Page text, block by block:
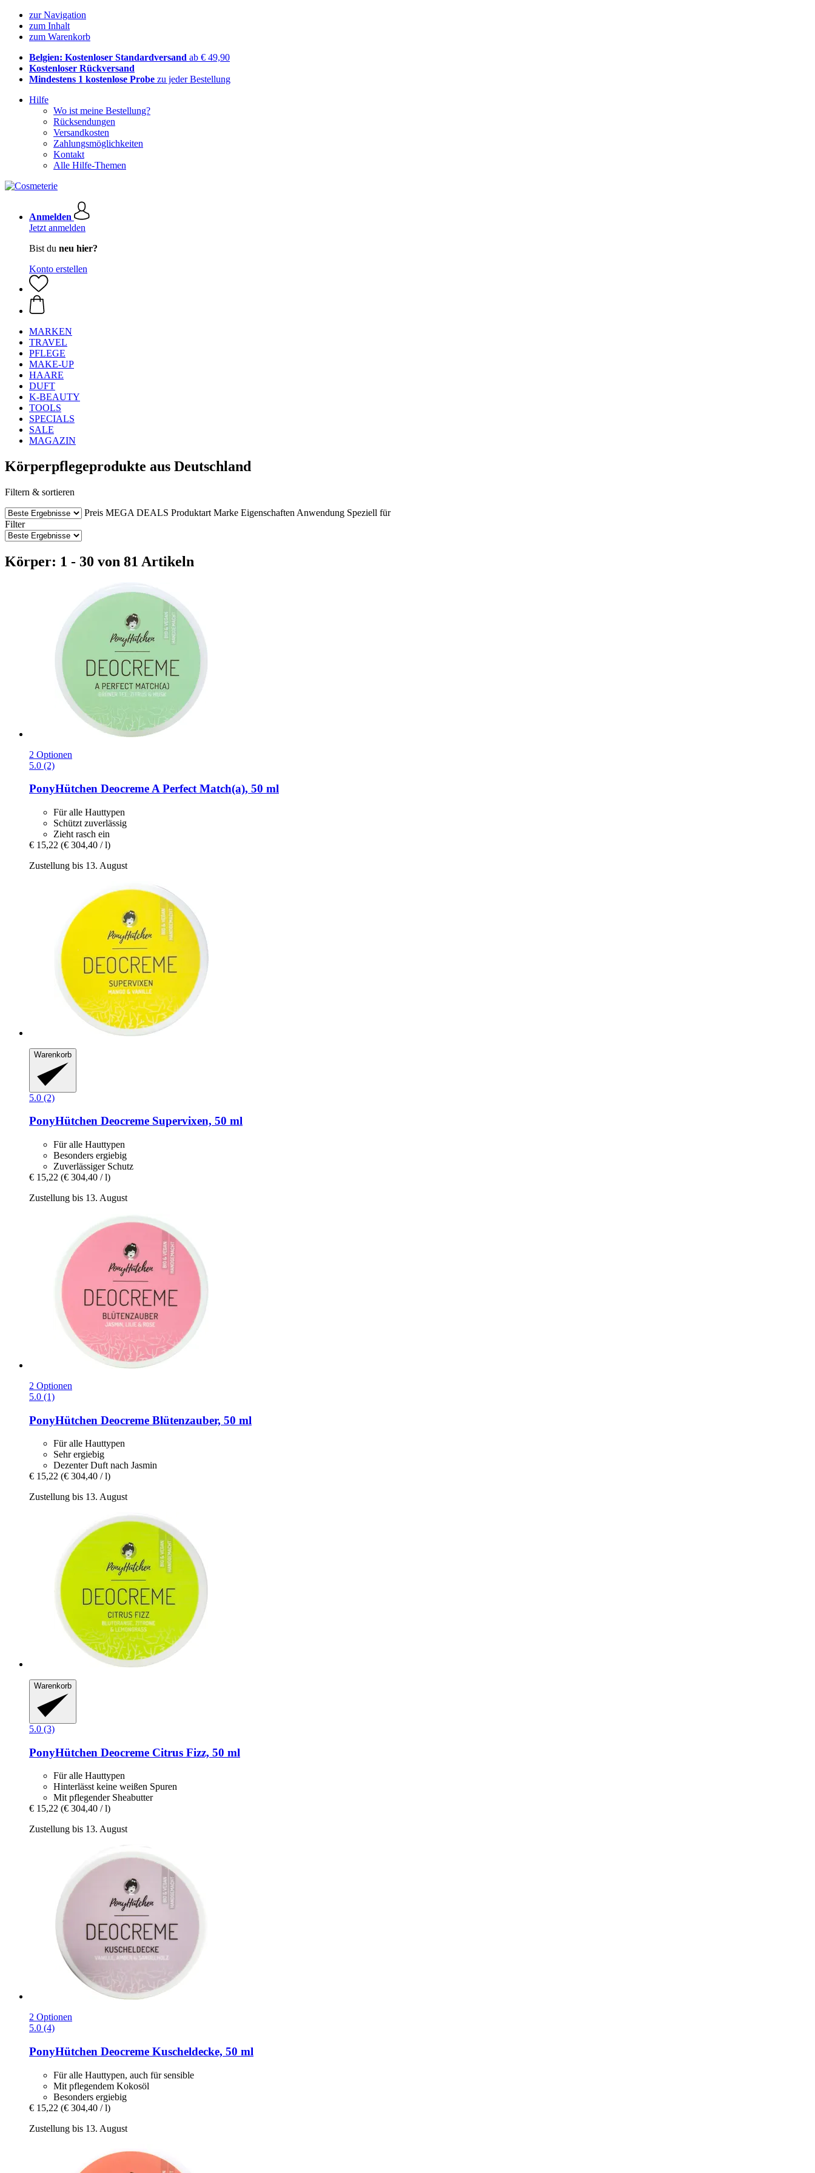
zur Navigation
zum Inhalt
zum Warenkorb
Belgien: Kostenloser Standardversand ab € 49,90
Kostenloser Rückversand
Mindestens 1 kostenlose Probe zu jeder Bestellung
Hilfe
Wo ist meine Bestellung?
Rücksendungen
Versandkosten
Zahlungsmöglichkeiten
Kontakt
Alle Hilfe-Themen
Anmelden
Jetzt anmelden
Bist du neu hier?
Konto erstellen
MARKEN
TRAVEL
PFLEGE
MAKE-UP
HAARE
DUFT
K-BEAUTY
TOOLS
SPECIALS
SALE
MAGAZIN
Körperpflegeprodukte aus Deutschland
Filtern & sortieren
Preis MEGA DEALS Produktart Marke Eigenschaften Anwendung Speziell für
Filter
Körper: 1 - 30 von 81 Artikeln
2 Optionen
5.0 (2)
PonyHütchen Deocreme A Perfect Match(a), 50 ml
Für alle Hauttypen
Schützt zuverlässig
Zieht rasch ein
€ 15,22 (€ 304,40 / l)
Zustellung bis 13. August
Warenkorb
5.0 (2)
PonyHütchen Deocreme Supervixen, 50 ml
Für alle Hauttypen
Besonders ergiebig
Zuverlässiger Schutz
€ 15,22 (€ 304,40 / l)
Zustellung bis 13. August
2 Optionen
5.0 (1)
PonyHütchen Deocreme Blütenzauber, 50 ml
Für alle Hauttypen
Sehr ergiebig
Dezenter Duft nach Jasmin
€ 15,22 (€ 304,40 / l)
Zustellung bis 13. August
Warenkorb
5.0 (3)
PonyHütchen Deocreme Citrus Fizz, 50 ml
Für alle Hauttypen
Hinterlässt keine weißen Spuren
Mit pflegender Sheabutter
€ 15,22 (€ 304,40 / l)
Zustellung bis 13. August
2 Optionen
5.0 (4)
PonyHütchen Deocreme Kuscheldecke, 50 ml
Für alle Hauttypen, auch für sensible
Mit pflegendem Kokosöl
Besonders ergiebig
€ 15,22 (€ 304,40 / l)
Zustellung bis 13. August